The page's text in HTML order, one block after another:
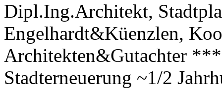
Dipl.Ing.Architekt,
Engelhardt&Küenzlen,
Architekten&Gutachter
Stadterneuerung ~1/2